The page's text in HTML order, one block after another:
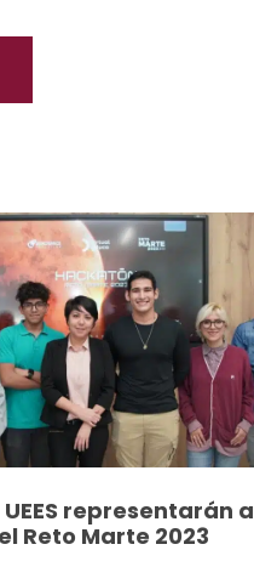
representarán a
Reto Marte 2023